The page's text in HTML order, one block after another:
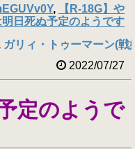
,
【R-18G】や
明日死ぬ予定のようです
ガリィ・トゥーマーン(戦
2022/07/27
定のようで